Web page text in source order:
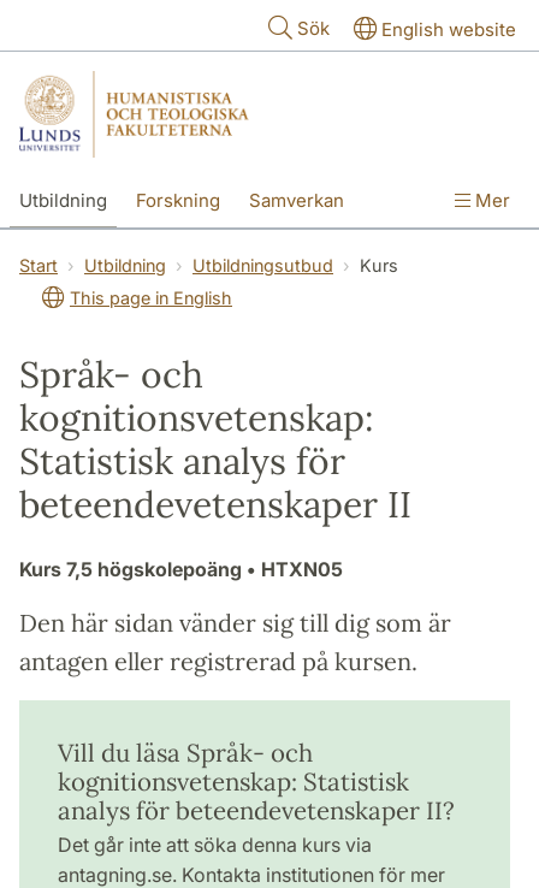
Sök English website
Utbildning Forskning Samverkan Mer
Start Utbildning Utbildningsutbud
Kurs
This page in English
Språk- och
kognitionsvetenskap:
Statistisk analys för
beteendevetenskaper II
Kurs 7,5 högskolepoäng • HTXN05
Den här sidan vänder sig till dig som är
antagen eller registrerad på kursen.
Vill du läsa Språk- och
kognitionsvetenskap: Statistisk
analys för beteendevetenskaper II?
Det går inte att söka denna kurs via
antagning.se. Kontakta institutionen för mer